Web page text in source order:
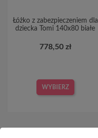
Łóżko z zabezpieczeniem dla
dziecka Tomi 140x80 białe
778,50 zł
WYBIERZ